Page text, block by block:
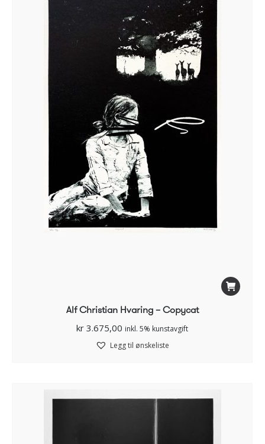
Alf Christian Hvaring – Copycat
kr 3.675,00 inkl. 5% kunstavgift
Legg til ønskeliste